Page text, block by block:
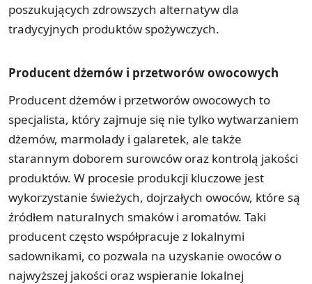
poszukujących zdrowszych alternatyw dla
tradycyjnych produktów spożywczych.
Producent dżemów i przetworów owocowych
Producent dżemów i przetworów owocowych to
specjalista, który zajmuje się nie tylko wytwarzaniem
dżemów, marmolady i galaretek, ale także
starannym doborem surowców oraz kontrolą jakości
produktów. W procesie produkcji kluczowe jest
wykorzystanie świeżych, dojrzałych owoców, które są
źródłem naturalnych smaków i aromatów. Taki
producent często współpracuje z lokalnymi
sadownikami, co pozwala na uzyskanie owoców o
najwyższej jakości oraz wspieranie lokalnej